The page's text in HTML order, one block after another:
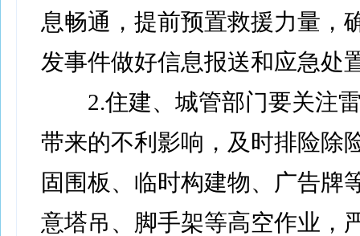
息畅通，提前预置救援力量，
发事件做好信息报送和应急处
2.住建、城管部门要关注雷
带来的不利影响，及时排险除
固围板、临时构建物、广告牌
意塔吊、脚手架等高空作业，